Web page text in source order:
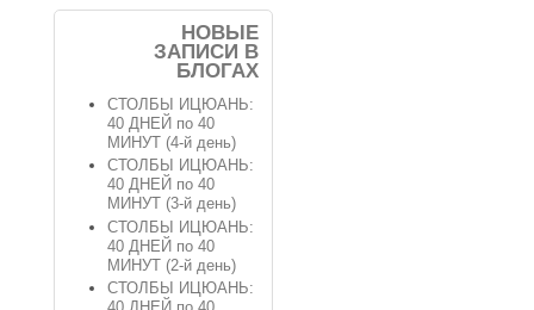
НОВЫЕ
ЗАПИСИ В
БЛОГАХ
СТОЛБЫ ИЦЮАНЬ:
40 ДНЕЙ по 40
МИНУТ (4-й день)
СТОЛБЫ ИЦЮАНЬ:
40 ДНЕЙ по 40
МИНУТ (3-й день)
СТОЛБЫ ИЦЮАНЬ:
40 ДНЕЙ по 40
МИНУТ (2-й день)
СТОЛБЫ ИЦЮАНЬ: